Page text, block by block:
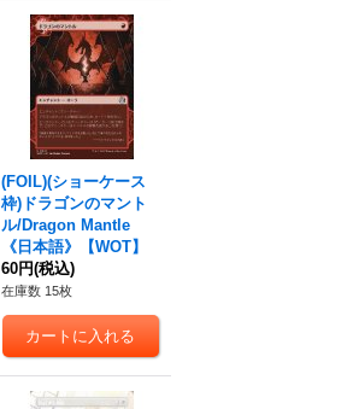
(FOIL)(ショーケース
枠)ドラゴンのマント
ル/Dragon Mantle
《日本語》【WOT】
60円(税込)
在庫数 15枚